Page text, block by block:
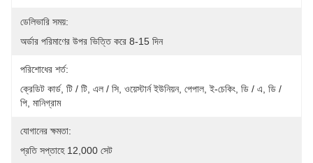
ডেলিভারি সময়:
অর্ডার পরিমাণের উপর ভিত্তি করে 8-15 দিন
পরিশোধের শর্ত:
ক্রেডিট কার্ড, টি / টি, এল / সি, ওয়েস্টার্ন ইউনিয়ন, পেপাল, ই-চেকিং, ডি / এ, ডি /
পি, মানিগ্রাম
যোগানের ক্ষমতা:
প্রতি সপ্তাহে 12,000 সেট